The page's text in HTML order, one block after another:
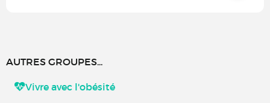
AUTRES GROUPES...
Vivre avec l'obésité